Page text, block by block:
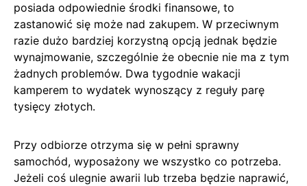
posiada odpowiednie środki finansowe, to
zastanowić się może nad zakupem. W przeciwnym
razie dużo bardziej korzystną opcją jednak będzie
wynajmowanie, szczególnie że obecnie nie ma z tym
żadnych problemów. Dwa tygodnie wakacji
kamperem to wydatek wynoszący z reguły parę
tysięcy złotych.
Przy odbiorze otrzyma się w pełni sprawny
samochód, wyposażony we wszystko co potrzeba.
Jeżeli coś ulegnie awarii lub trzeba będzie naprawić,